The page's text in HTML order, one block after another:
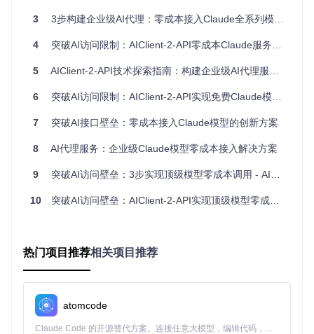
~/.aws/sso/cache/目录生成kiro-auth-token.json文
Auth参数设置，并指定认证文件路径。
技术解析：智能协议转换与账户池管理
协议转换机制
AIClient-2-API的核心技术亮点在于其内置的ConverterFactory
支持多模型间的请求参数适配
OpenAI协议兼容端点：
ges
账户池与故障转移
3 3步构建企业级AI代理：零成本接入Claude全系列模型指南
4 突破AI访问限制：AIClient-2-API零成本Claude服务实现方案全解析
5 AIClient-2-API技术探索指南：构建企业级AI代理服务的实践路径
6 突破AI访问限制：AIClient-2-API实现免费Claude模型调用的创新方案
7 突破AI接口壁垒：零成本接入Claude模型的创新方案
8 AI代理服务：企业级Claude模型零成本接入解决方案
9 突破AI访问壁垒：3步实现顶级模型零成本调用 - AIClient-2-API技术方案全解析
10 突破AI访问壁垒：AIClient-2-API实现顶级模型零成本集成的创新方案
热门项目推荐相关项目推荐
atomcode
Claude Code 的开源替代方案。连接任意大模型，编辑代码，运行命令，自动验证 — 全自动执行。用 Rust 构建，极致性能。 ｜ An open-source alternative to Claude Code. Connect any LLM, edit code, run commands, and verify changes — autonomously. Built in Rust for speed. Get Started